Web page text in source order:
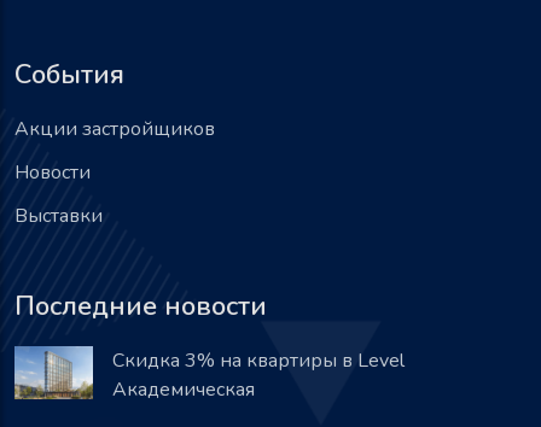
События
Акции застройщиков
Новости
Выставки
Последние новости
Скидка 3% на квартиры в Level
Академическая